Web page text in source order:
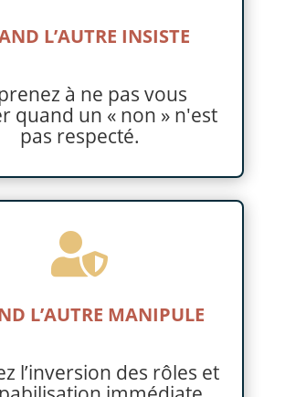
L’AUTRE INSISTE
à ne pas vous
quand un « non » n'est
pas respecté.

L’AUTRE MANIPULE
l’inversion des rôles et